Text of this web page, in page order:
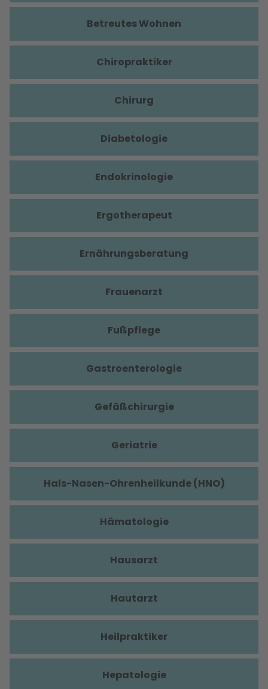
Betreutes Wohnen
Chiropraktiker
Chirurg
Diabetologie
Endokrinologie
Ergotherapeut
Ernährungsberatung
Frauenarzt
Fußpflege
Gastroenterologie
Gefäßchirurgie
Geriatrie
Hals-Nasen-Ohrenheilkunde (HNO)
Hämatologie
Hausarzt
Hautarzt
Heilpraktiker
Hepatologie